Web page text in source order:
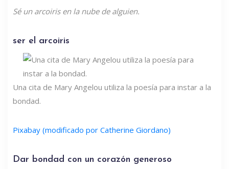
Sé un arcoiris en la nube de alguien.
ser el arcoiris
Una cita de Mary Angelou utiliza la poesía para instar a la
bondad.
Pixabay (modificado por Catherine Giordano)
Dar bondad con un corazón generoso